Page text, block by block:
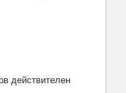
действителен